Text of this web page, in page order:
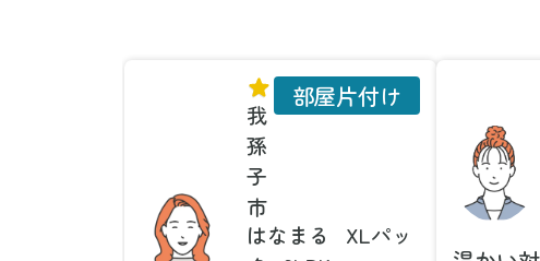
我
孫
子
市
はなまる
XLパッ
部屋片付け